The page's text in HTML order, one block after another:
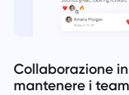
Collaborazione
mantenere i